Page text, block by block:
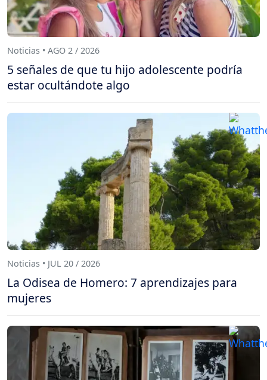
Noticias • AGO 2 / 2026
5 señales de que tu hijo adolescente podría
estar ocultándote algo
Noticias • JUL 20 / 2026
La Odisea de Homero: 7 aprendizajes para
mujeres